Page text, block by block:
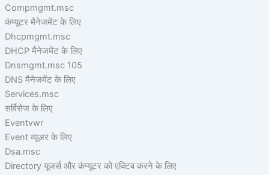
Compmgmt.msc
कंप्यूटर मैनेजमेंट के लिए
Dhcpmgmt.msc
DHCP मैनेजमेंट के लिए
Dnsmgmt.msc 105
DNS मैनेजमेंट के लिए
Services.msc
सर्विसेज के लिए
Eventvwr
Event व्यूअर के लिए
Dsa.msc
Directory यूजर्स और कंप्यूटर को एक्टिव करने के लिए